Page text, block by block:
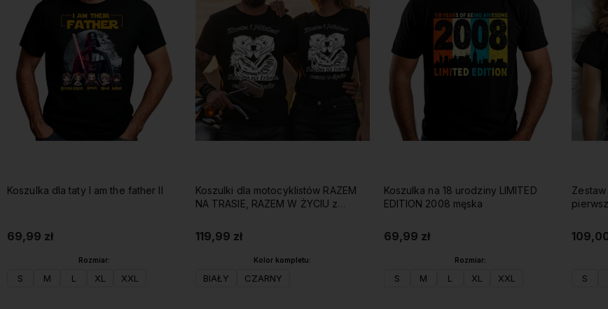
Koszulka dla taty I am the father II
69,99 zł
Rozmiar:
S M L XL XXL
Koszulki dla motocyklistów RAZEM
NA TRASIE, RAZEM W ŻYCIU z
119,99 zł
Kolor kompletu:
BIAŁY CZARNY
Koszulka na 18 urodziny LIMITED
EDITION 2008 męska
69,99 zł
Rozmiar:
S M L XL XXL S